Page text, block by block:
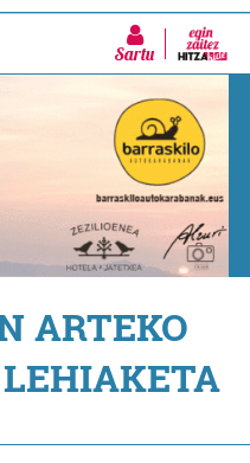
Sartu
ARTEKO